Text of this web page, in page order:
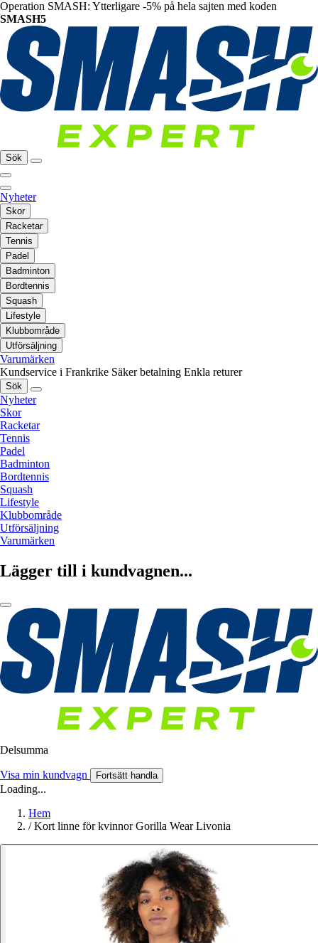
Operation SMASH: Ytterligare -5% på hela sajten med koden
SMASH5
Sök
Nyheter
Skor
Racketar
Tennis
Padel
Badminton
Bordtennis
Squash
Lifestyle
Klubbområde
Utförsäljning
Varumärken
Kundservice i Frankrike Säker betalning Enkla returer
Sök
Nyheter
Skor
Racketar
Tennis
Padel
Badminton
Bordtennis
Squash
Lifestyle
Klubbområde
Utförsäljning
Varumärken
Lägger till i kundvagnen...
Delsumma
Visa min kundvagn Fortsätt handla
Loading...
Hem
/ Kort linne för kvinnor Gorilla Wear Livonia